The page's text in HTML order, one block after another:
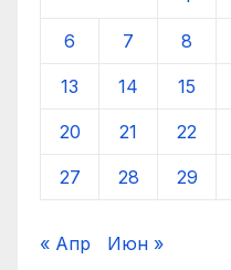
6 7 8
13 14 15
20 21 22
27 28 29
« Апр Июн »